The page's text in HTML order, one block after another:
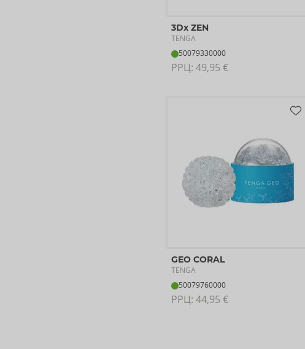
3Dx ZEN
TENGA
50079330000
РРЦ: 49,95 €
GEO CORAL
TENGA
50079760000
РРЦ: 44,95 €